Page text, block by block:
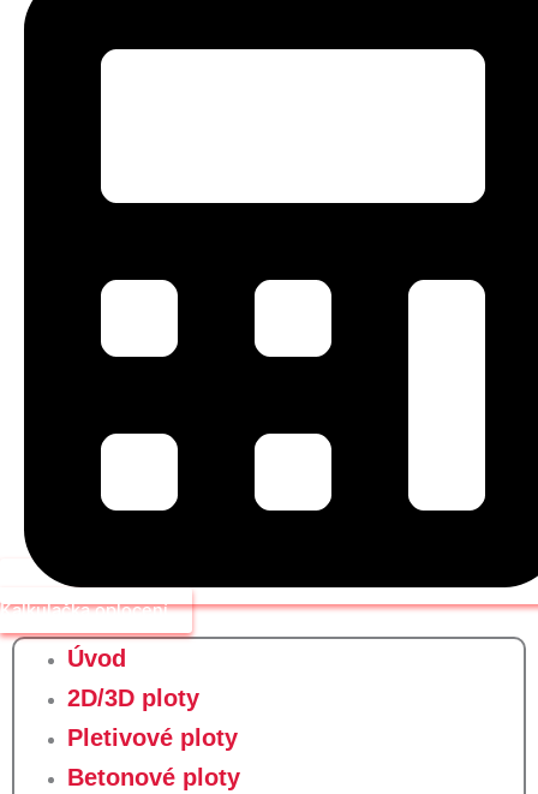
Kalkulačka oplocení
Úvod
2D/3D ploty
Pletivové ploty
Betonové ploty